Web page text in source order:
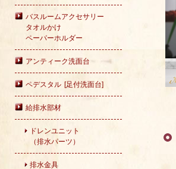
バスルームアクセサリー
タオルかけ
ペーパーホルダー
アンティーク洗面台
ペデスタル [足付洗面台]
給排水部材
ドレンユニット
（排水パーツ）
排水金具